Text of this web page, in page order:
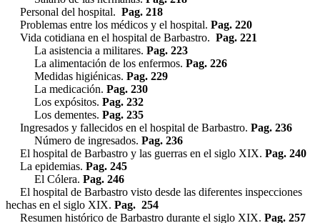
Personal del hospital. Pag. 218
Problemas entre los médicos y el hospital. Pag. 220
Vida cotidiana en el hospital de Barbastro. Pag. 221
La asistencia a militares. Pag. 223
La alimentación de los enfermos. Pag. 226
Medidas higiénicas. Pag. 229
La medicación. Pag. 230
Los expósitos. Pag. 232
Los dementes. Pag. 235
Ingresados y fallecidos en el hospital de Barbastro. Pag. 236
Número de ingresados. Pag. 236
El hospital de Barbastro y las guerras en el siglo XIX. Pag. 240
La epidemias. Pag. 245
El Cólera. Pag. 246
El hospital de Barbastro visto desde las diferentes inspecciones
hechas en el siglo XIX. Pag. 254
Resumen histórico de Barbastro durante el siglo XIX. Pag. 257